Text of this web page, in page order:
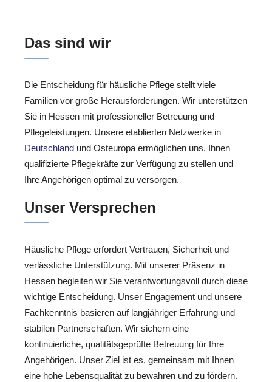
Das sind wir
Die Entscheidung für häusliche Pflege stellt viele
Familien vor große Herausforderungen. Wir unterstützen
Sie in Hessen mit professioneller Betreuung und
Pflegeleistungen. Unsere etablierten Netzwerke in
Deutschland und Osteuropa ermöglichen uns, Ihnen
qualifizierte Pflegekräfte zur Verfügung zu stellen und
Ihre Angehörigen optimal zu versorgen.
Unser Versprechen
Häusliche Pflege erfordert Vertrauen, Sicherheit und
verlässliche Unterstützung. Mit unserer Präsenz in
Hessen begleiten wir Sie verantwortungsvoll durch diese
wichtige Entscheidung. Unser Engagement und unsere
Fachkenntnis basieren auf langjähriger Erfahrung und
stabilen Partnerschaften. Wir sichern eine
kontinuierliche, qualitätsgeprüfte Betreuung für Ihre
Angehörigen. Unser Ziel ist es, gemeinsam mit Ihnen
eine hohe Lebensqualität zu bewahren und zu fördern.